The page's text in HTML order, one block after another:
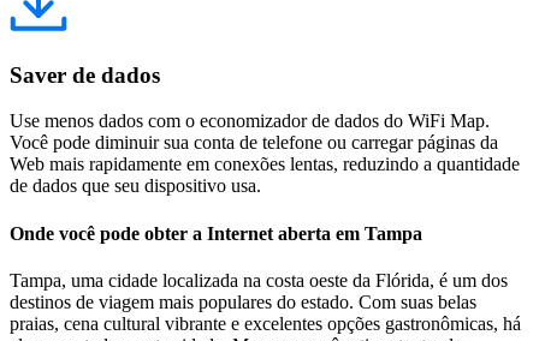
Saver de dados
Use menos dados com o economizador de dados do WiFi Map.
Você pode diminuir sua conta de telefone ou carregar páginas da
Web mais rapidamente em conexões lentas, reduzindo a quantidade
de dados que seu dispositivo usa.
Onde você pode obter a Internet aberta em Tampa
Tampa, uma cidade localizada na costa oeste da Flórida, é um dos
destinos de viagem mais populares do estado. Com suas belas
praias, cena cultural vibrante e excelentes opções gastronômicas, há